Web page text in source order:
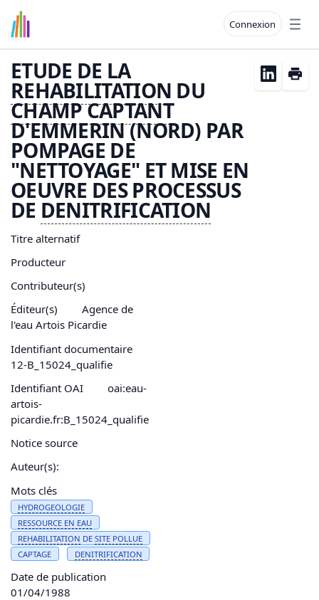
Connexion
ETUDE DE LA
REHABILITATION DU
CHAMP CAPTANT
D'EMMERIN (NORD) PAR
POMPAGE DE
"NETTOYAGE" ET MISE EN
OEUVRE DES PROCESSUS
DE DENITRIFICATION
Titre alternatif
Producteur
Contributeur(s)
Éditeur(s)
Agence de
l'eau Artois Picardie
Identifiant documentaire
12-B_15024_qualifie
Identifiant OAI
oai:eau-
artois-
picardie.fr:B_15024_qualifie
Notice source
Auteur(s):
Mots clés
HYDROGEOLOGIE
RESSOURCE EN EAU
REHABILITATION DESITE POLLUE
CAPTAGE
DENITRIFICATION
Date de publication
01/04/1988